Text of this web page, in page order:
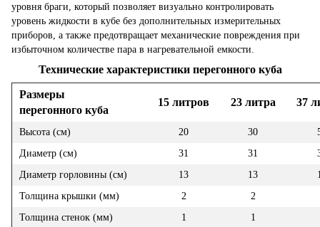
уровня браги, который позволяет визуально контролировать
уровень жидкости в кубе без дополнительных измерительных
приборов, а также предотвращает механические повреждения при
избыточном количестве пара в нагревательной емкости.
Технические характеристики перегонного куба
Размеры
перегонного куба
15 литров 23 литра 37
Высота (см) 20 30
Диаметр (см)
31 31
Диаметр горловины (см)
13 13
Толщина крышки (мм)
2 2
Толщина стенок (мм)
1 1